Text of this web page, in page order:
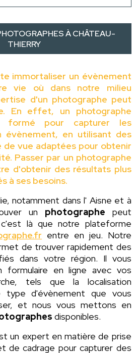
À CHÂTEAU-
THIERRY
immortaliser un évènement
vie où dans notre milieu
d'un photographe peut
En effet, un photographe
formé pour capturer les
évènement, en utilisant des
de vue adaptées pour obtenir
Passer par un photographe
d'obtenir des résultats plus
à ses besoins.
notamment dans l' Aisne et à
un photographe peut
c'est là que notre plateforme
entre en jeu. Notre
de trouver rapidement des
dans votre région. Il vous
en ligne avec vos
tels que la localisation
type d'évènement que vous
et nous vous mettons en
disponibles.
un expert en matière de prise
de cadrage pour capturer des